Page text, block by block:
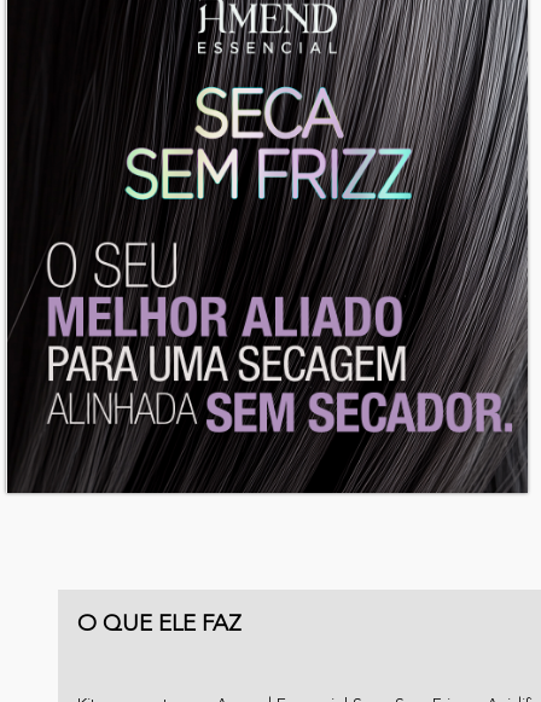
O QUE ELE FAZ